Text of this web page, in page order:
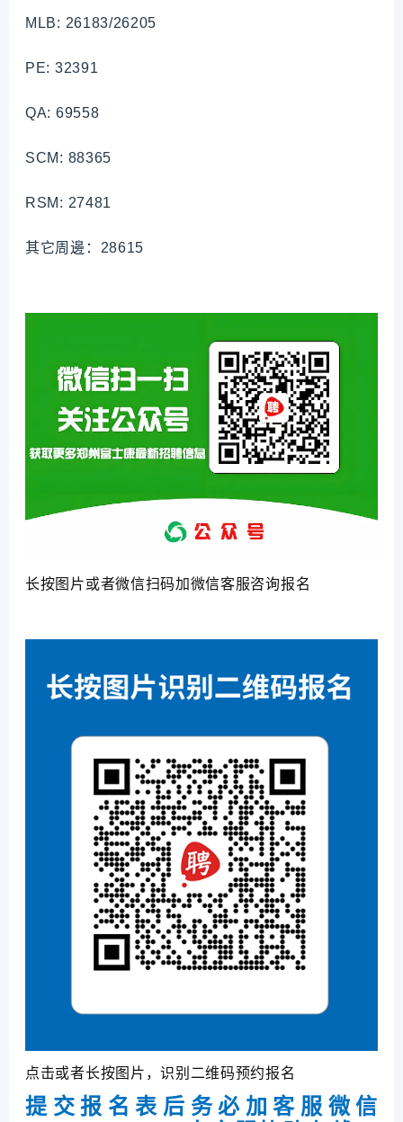
MLB: 26183/26205
PE: 32391
QA: 69558
SCM: 88365
RSM: 27481
其它周邊：28615
长按图片或者微信扫码加微信客服咨询报名
点击或者长按图片，识别二维码预约报名
提交报名表后务必加客服微信